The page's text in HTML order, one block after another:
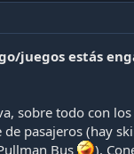
juegos estás
sobre todo con
pasajeros (hay
Bus
).